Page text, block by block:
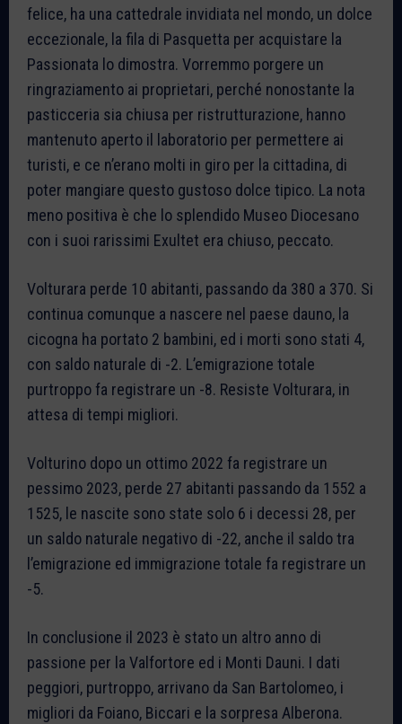
felice, ha una cattedrale invidiata nel mondo, un dolce
eccezionale, la fila di Pasquetta per acquistare la
Passionata lo dimostra. Vorremmo porgere un
ringraziamento ai proprietari, perché nonostante la
pasticceria sia chiusa per ristrutturazione, hanno
mantenuto aperto il laboratorio per permettere ai
turisti, e ce n’erano molti in giro per la cittadina, di
poter mangiare questo gustoso dolce tipico. La nota
meno positiva è che lo splendido Museo Diocesano
con i suoi rarissimi Exultet era chiuso, peccato.
Volturara perde 10 abitanti, passando da 380 a 370. Si
continua comunque a nascere nel paese dauno, la
cicogna ha portato 2 bambini, ed i morti sono stati 4,
con saldo naturale di -2. L’emigrazione totale
purtroppo fa registrare un -8. Resiste Volturara, in
attesa di tempi migliori.
Volturino dopo un ottimo 2022 fa registrare un
pessimo 2023, perde 27 abitanti passando da 1552 a
1525, le nascite sono state solo 6 i decessi 28, per
un saldo naturale negativo di -22, anche il saldo tra
l’emigrazione ed immigrazione totale fa registrare un
-5.
In conclusione il 2023 è stato un altro anno di
passione per la Valfortore ed i Monti Dauni. I dati
peggiori, purtroppo, arrivano da San Bartolomeo, i
migliori da Foiano, Biccari e la sorpresa Alberona.